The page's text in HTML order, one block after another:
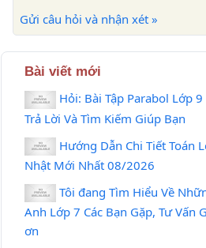
Gửi câu hỏi và nhận xét »
Bài viết mới
Hỏi: Bài Tập Parabol Lớp
Trả Lời Và Tìm Kiếm Giúp Bạn
Hướng Dẫn Chi Tiết Toán
Nhật Mới Nhất 08/2026
Tôi đang Tìm Hiểu Về
Anh Lớp 7 Các Bạn Gặp, Tư Vấn
ơn